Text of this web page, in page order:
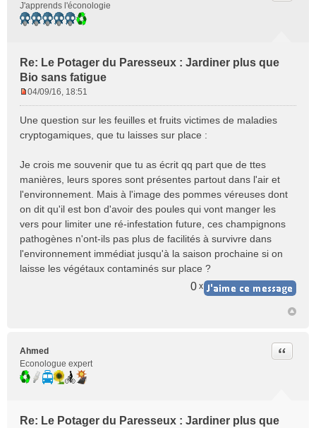
J'apprends l'éconologie
Re: Le Potager du Paresseux : Jardiner plus que
Bio sans fatigue
s
s
g
e
n
l
u
04/09/16, 18:51
Une question sur les feuilles et fruits victimes de maladies
cryptogamiques, que tu laisses sur place :
Je crois me souvenir que tu as écrit qq part que de ttes
manières, leurs spores sont présentes partout dans l'air et
l'environnement. Mais à l'image des pommes véreuses dont
on dit qu'il est bon d'avoir des poules qui vont manger les
vers pour limiter une ré-infestation future, ces champignons
pathogènes n'ont-ils pas plus de facilités à survivre dans
l'environnement immédiat jusqu'à la saison prochaine si on
laisse les végétaux contaminés sur place ?
0 x
Ahmed
Econologue expert
Re: Le Potager du Paresseux : Jardiner plus que
Citer